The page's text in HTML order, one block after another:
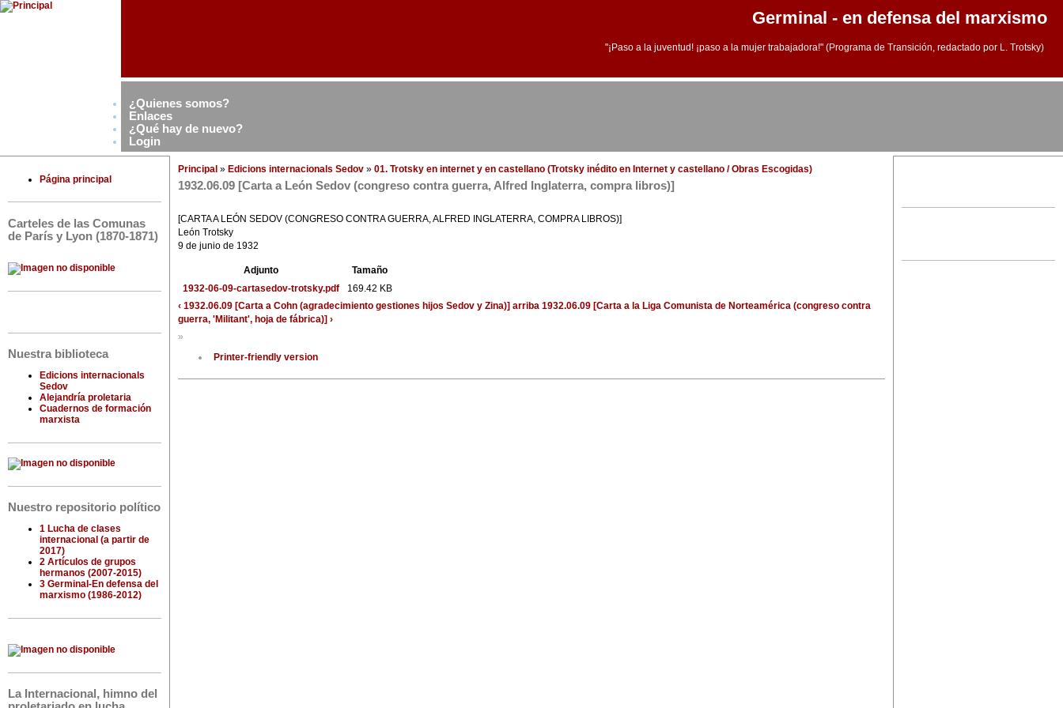
Germinal - en defensa del marxismo
"¡Paso a la juventud! ¡paso a la mujer trabajadora!" (Programa de Transición, redactado por L. Trotsky)
¿Quienes somos?
Enlaces
¿Qué hay de nuevo?
Login
Página principal
Carteles de las Comunas
de París y Lyon (1870-1871)
Nuestra biblioteca
Edicions internacionals
Sedov
Alejandría proletaria
Cuadernos de formación
marxista
Nuestro repositorio político
1 Lucha de clases
internacional (a partir de
2017)
2 Artículos de grupos
hermanos (2007-2015)
3 Germinal-En defensa del
marxismo (1986-2012)
La Internacional, himno del
Principal » Edicions internacionals Sedov » 01. Trotsky en internet y en castellano (Trotsky inédito en Internet y castellano / Obras Escogidas)
1932.06.09 [Carta a León Sedov (congreso contra guerra, Alfred Inglaterra, compra libros)]
[CARTA A LEÓN SEDOV (CONGRESO CONTRA GUERRA, ALFRED INGLATERRA, COMPRA LIBROS)]
León Trotsky
9 de junio de 1932
Adjunto
Tamaño
1932-06-09-cartasedov-trotsky.pdf
169.42 KB
‹ 1932.06.09 [Carta a Cohn (agradecimiento gestiones hijos Sedov y Zina)] arriba 1932.06.09 [Carta a la Liga Comunista de Norteamérica (congreso contra
guerra, 'Militant', hoja de fábrica)] ›
»
Printer-friendly version